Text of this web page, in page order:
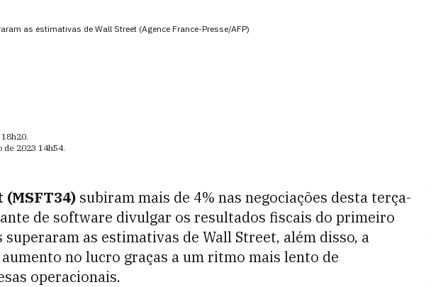
as estimativas de Wall Street (Agence France-Presse/AFP)
18h20.
de 2023 14h54.
subiram mais de 4% nas negociações desta terça-
de software divulgar os resultados fiscais do primeiro
as estimativas de Wall Street, além disso, a
no lucro graças a um ritmo mais lento de
operacionais.